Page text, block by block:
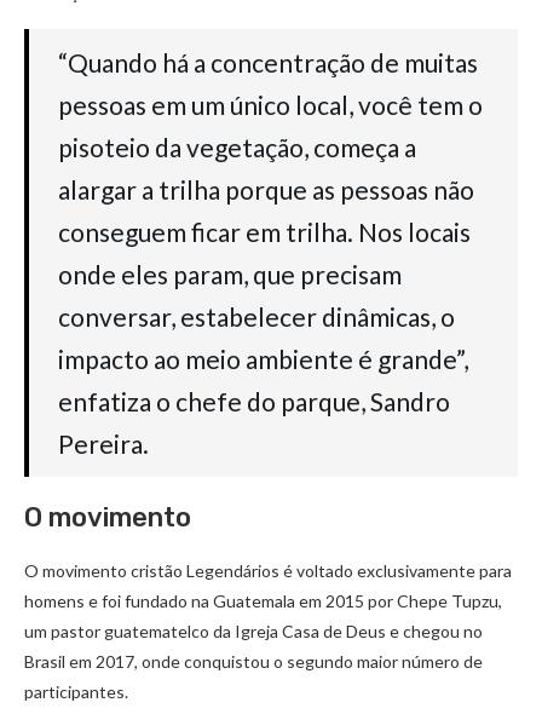
“Quando há a concentração de muitas
pessoas em um único local, você tem o
pisoteio da vegetação, começa a
alargar a trilha porque as pessoas não
conseguem ficar em trilha. Nos locais
onde eles param, que precisam
conversar, estabelecer dinâmicas, o
impacto ao meio ambiente é grande”,
enfatiza o chefe do parque, Sandro
Pereira.
O movimento
O movimento cristão Legendários é voltado exclusivamente para
homens e foi fundado na Guatemala em 2015 por Chepe Tupzu,
um pastor guatematelco da Igreja Casa de Deus e chegou no
Brasil em 2017, onde conquistou o segundo maior número de
participantes.